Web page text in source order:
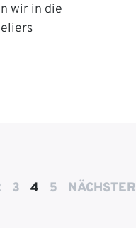
wir in die
3 4 5 NÄCHSTER